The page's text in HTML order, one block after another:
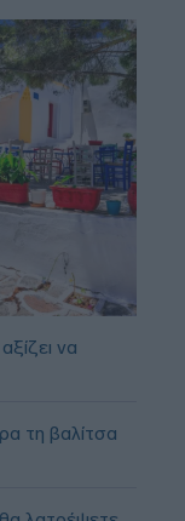
να
τη βαλίτσα